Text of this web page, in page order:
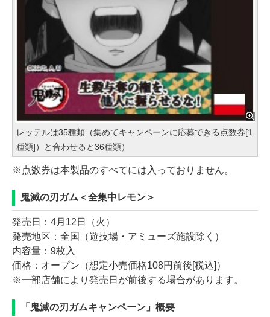
レッテルは35種類（集めてキャンペーンに応募できる点数券[1
種類]）と合わせると36種類）
※点数券は本製品のすべてには入っておりません。
鬼滅の刃ガム＜全集中レモン＞
発売日：4月12日（火）
発売地区：全国（遊技場・アミューズ施設除く）
内容量：9枚入
価格：オープン（想定小売価格108円前後[税込]）
※一部店舗により発売日が前後する場合があります。
「鬼滅の刃ガムキャンペーン」概要